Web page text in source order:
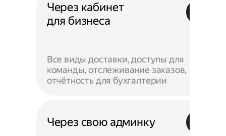
Через кабинет
для бизнеса
Все виды доставки, доступы для
команды, отслеживание заказов,
отчётность для бухгалтерии
Через свою админку